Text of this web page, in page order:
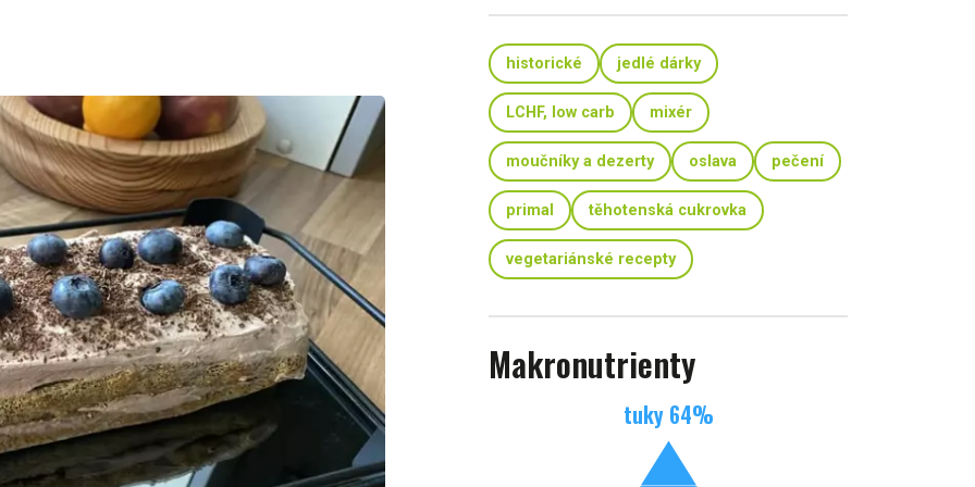
historické jedlé dárky
LCHF, low carb mixér
moučníky a dezerty oslava pečení
primal těhotenská cukrovka
vegetariánské recepty
Makronutrienty
tuky 64%